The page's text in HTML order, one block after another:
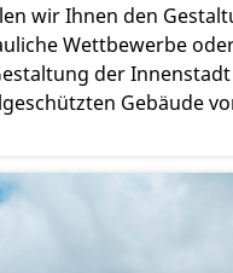
wir Ihnen den
Wettbewerbe
der
Gebäude